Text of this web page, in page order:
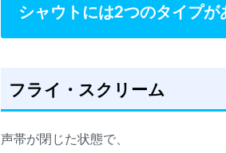
シャウトには2つのタイプが
フライ・スクリーム
声帯が閉じた状態で、